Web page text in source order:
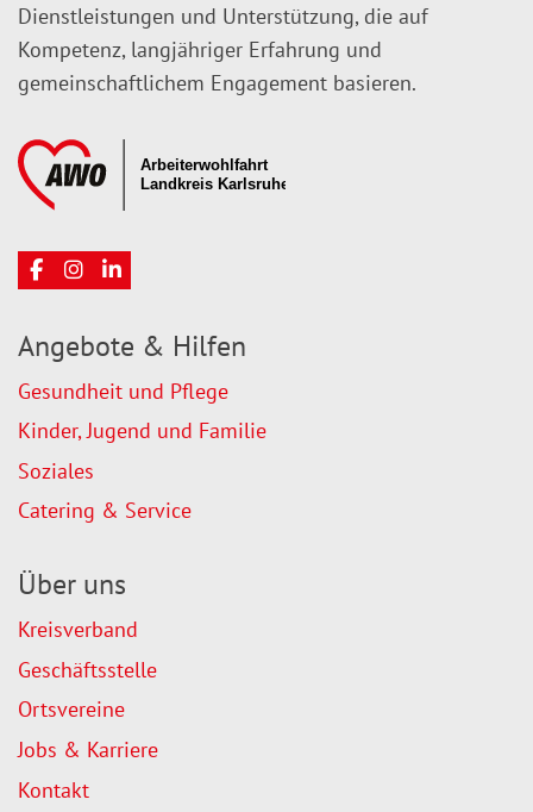
Dienstleistungen und Unterstützung, die auf
Kompetenz, langjähriger Erfahrung und
gemeinschaftlichem Engagement basieren.
Angebote & Hilfen
Gesundheit und Pflege
Kinder, Jugend und Familie
Soziales
Catering & Service
Über uns
Kreisverband
Geschäftsstelle
Ortsvereine
Jobs & Karriere
Kontakt